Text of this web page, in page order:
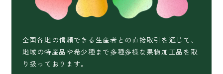
全国各地の信頼できる生産者との直接取引を通じて、
地域の特産品や希少種まで多種多様な果物加工品を取
り扱っております。